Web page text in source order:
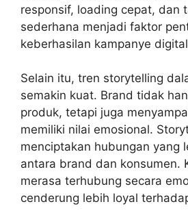
responsif, loading cepat, dan
sederhana menjadi faktor
keberhasilan kampanye
Selain itu, tren storytelling
semakin kuat. Brand tidak
produk, tetapi juga
memiliki nilai emosional.
menciptakan hubungan yang
antara brand dan konsumen.
merasa terhubung secara
cenderung lebih loyal